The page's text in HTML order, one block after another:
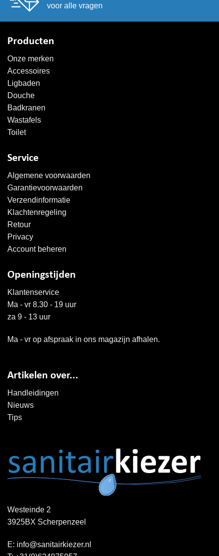
voor alle vragen
Producten
Onze merken
Accessoires
Ligbaden
Douche
Badkranen
Wastafels
Toilet
Service
Algemene voorwaarden
Garantievoorwaarden
Verzendinformatie
Klachtenregeling
Retour
Privacy
Account beheren
Openingstijden
Klantenservice
Ma - vr 8.30 - 19 uur
za 9 - 13 uur
Ma - vr op afspraak in ons magazijn afhalen.
Artikelen over...
Handleidingen
Nieuws
Tips
Westeinde 2
3925BX Scherpenzeel
E: info@sanitairkiezer.nl